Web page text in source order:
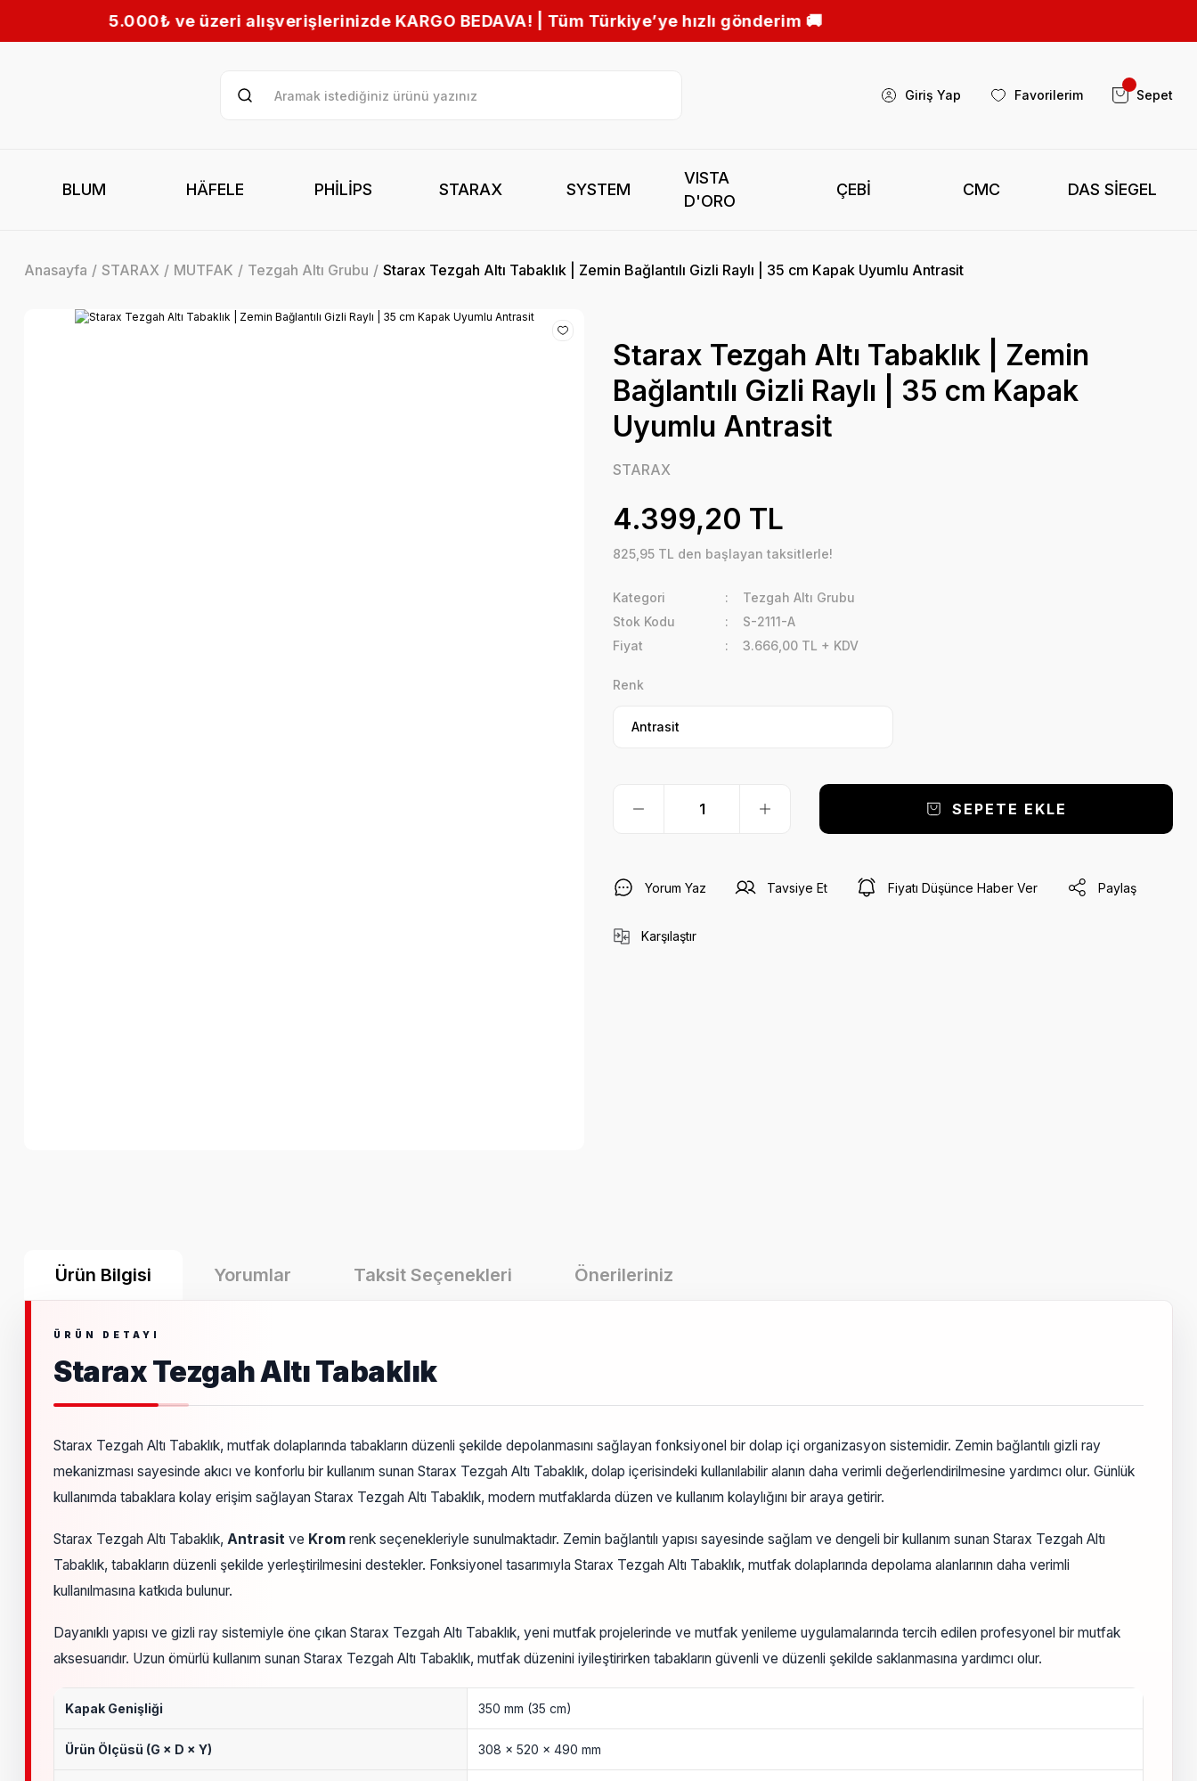
alışverişlerinizde KARGO BEDAVA! | Tüm Türkiye’ye hızlı gönderim 🚚
Giriş Yap Favorilerim Sepet
BLUM HÄFELE PHİLİPS STARAX SYSTEM
VISTA
D'ORO
ÇEBİ CMC DAS SİEGEL
Anasayfa STARAX MUTFAK Tezgah Altı Grubu Starax Tezgah Altı Tabaklık | Zemin Bağlantılı Gizli Raylı | 35 cm Kapak Uyumlu Antrasit
Starax Tezgah Altı Tabaklık | Zemin
Bağlantılı Gizli Raylı | 35 cm Kapak
Uyumlu Antrasit
STARAX
4.399,20 TL
825,95 TL den başlayan taksitlerle!
Kategori
Tezgah Altı Grubu
Stok Kodu
S-2111-A
Fiyat
3.666,00 TL + KDV
Renk
SEPETE EKLE
Yorum Yaz Tavsiye Et Fiyatı Düşünce Haber Ver Paylaş
Karşılaştır
Ürün Bilgisi Yorumlar Taksit Seçenekleri Önerileriniz
Starax Tezgah Altı Tabaklık
Starax Tezgah Altı Tabaklık, mutfak dolaplarında tabakların düzenli şekilde depolanmasını sağlayan fonksiyonel bir dolap içi organizasyon sistemidir. Zemin bağlantılı gizli ray
mekanizması sayesinde akıcı ve konforlu bir kullanım sunan Starax Tezgah Altı Tabaklık, dolap içerisindeki kullanılabilir alanın daha verimli değerlendirilmesine yardımcı olur. Günlük
kullanımda tabaklara kolay erişim sağlayan Starax Tezgah Altı Tabaklık, modern mutfaklarda düzen ve kullanım kolaylığını bir araya getirir.
Starax Tezgah Altı Tabaklık, Antrasit ve Krom renk seçenekleriyle sunulmaktadır. Zemin bağlantılı yapısı sayesinde sağlam ve dengeli bir kullanım sunan Starax Tezgah Altı
Tabaklık, tabakların düzenli şekilde yerleştirilmesini destekler. Fonksiyonel tasarımıyla Starax Tezgah Altı Tabaklık, mutfak dolaplarında depolama alanlarının daha verimli
kullanılmasına katkıda bulunur.
Dayanıklı yapısı ve gizli ray sistemiyle öne çıkan Starax Tezgah Altı Tabaklık, yeni mutfak projelerinde ve mutfak yenileme uygulamalarında tercih edilen profesyonel bir mutfak
aksesuarıdır. Uzun ömürlü kullanım sunan Starax Tezgah Altı Tabaklık, mutfak düzenini iyileştirirken tabakların güvenli ve düzenli şekilde saklanmasına yardımcı olur.
Kapak Genişliği 350 mm (35 cm)
Ürün Ölçüsü (G × D × Y) 308 × 520 × 490 mm